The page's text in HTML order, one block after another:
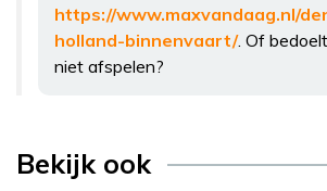
https://www.maxvandaag.nl/
holland-binnenvaart/. Of
niet afspelen?
Bekijk ook